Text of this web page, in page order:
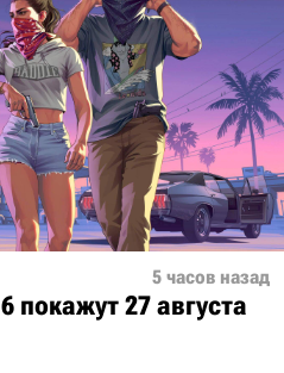
5 часов назад
покажут 27 августа